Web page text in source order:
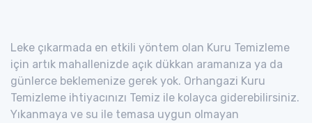
Leke çıkarmada en etkili yöntem olan Kuru Temizleme
için artık mahallenizde açık dükkan aramanıza ya da
günlerce beklemenize gerek yok. Orhangazi Kuru
Temizleme ihtiyacınızı Temiz ile kolayca giderebilirsiniz.
Yıkanmaya ve su ile temasa uygun olmayan